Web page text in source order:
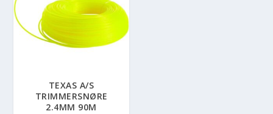
TEXAS A/S
TRIMMERSNØRE
2.4MM 90M